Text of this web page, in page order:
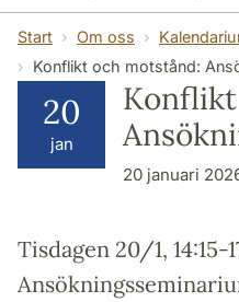
Om oss
Start Om oss
Konflikt och motstånd:
20
jan
20 januari
Tisdagen 20/1, 14:15-